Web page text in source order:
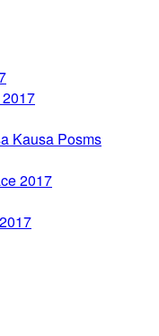
Kausa Posms
2017